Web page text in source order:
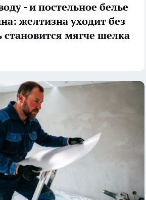
- и постельное белье
желтизна уходит без
становится мягче шелка